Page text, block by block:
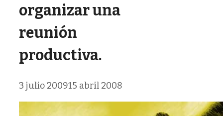
organizar una
reunión
productiva.
3 julio 200915 abril 2008